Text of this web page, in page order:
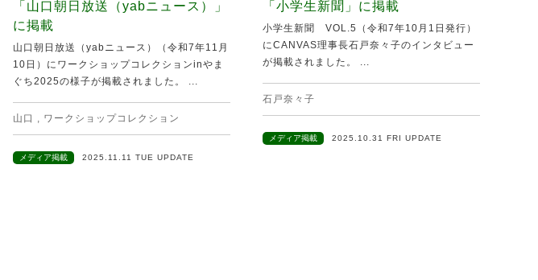
「山口朝日放送（yabニュース）」
に掲載
山口朝日放送（yabニュース）（令和7年11月
10日）にワークショップコレクションinやま
ぐち2025の様子が掲載されました。 ...
山口 , ワークショップコレクション
メディア掲載 2025.11.11 TUE UPDATE
「小学生新聞」に掲載
小学生新聞 VOL.5（令和7年10月1日発行）
にCANVAS理事長石戸奈々子のインタビュー
が掲載されました。 ...
石戸奈々子
メディア掲載 2025.10.31 FRI UPDATE